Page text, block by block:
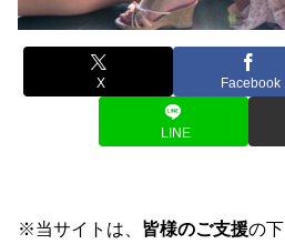
X Facebook
LINE
※当サイトは、 皆様のご支援の下